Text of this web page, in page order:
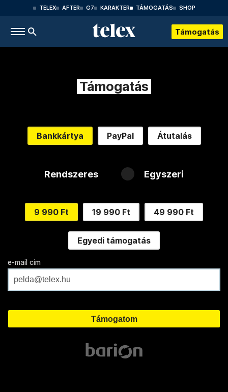
TELEX AFTER G7 KARAKTER TÁMOGATÁS SHOP
Támogatás
Támogatás
Bankkártya PayPal Átutalás
Rendszeres Egyszeri
9 990 Ft 19 990 Ft 49 990 Ft
Egyedi támogatás
e-mail cím